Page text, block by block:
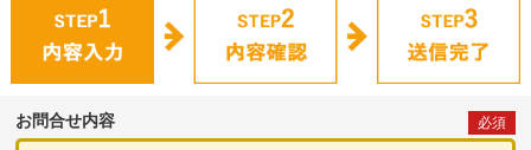
お問合せ内容 必須